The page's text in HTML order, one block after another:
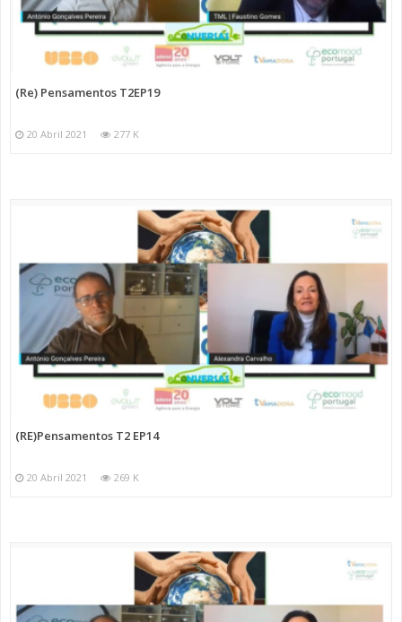
(Re) Pensamentos T2EP19
20 Abril 2021 277 K
(RE)Pensamentos T2 EP14
20 Abril 2021 269 K